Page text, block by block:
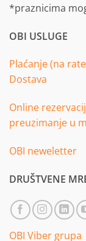
*praznicima
OBI USLUGE
Plaćanje (na
Dostava
Online
preuzimanje u
OBI neweletter
DRUŠTVENE
OBI Viber grupa